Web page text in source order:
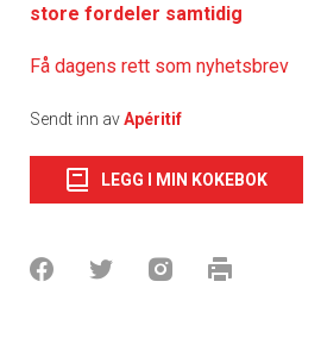
store fordeler samtidig
Få dagens rett som nyhetsbrev
Sendt inn avApéritif
LEGG I MIN KOKEBOK